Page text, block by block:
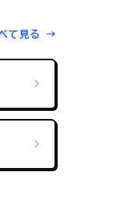
て見る →